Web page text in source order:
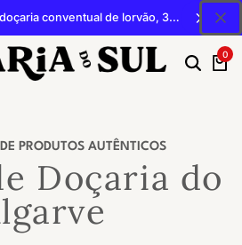
de doçaria conventual de lorvão, 3, 4 e 5 de outubro 2026, penacova
0
PRODUTOS AUTÊNTICOS
Doçaria do